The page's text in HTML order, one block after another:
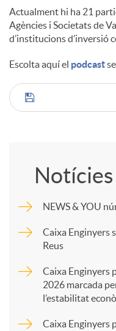
Actualment hi ha 21
Agències i Societats de
d’institucions d’inversió
Escolta aquí el podcast
C
m
p
a
NEWS & YOU
Caixa Enginyers
Reus
Caixa Enginyers
2026 marcada
l’estabilitat
Caixa Enginyers